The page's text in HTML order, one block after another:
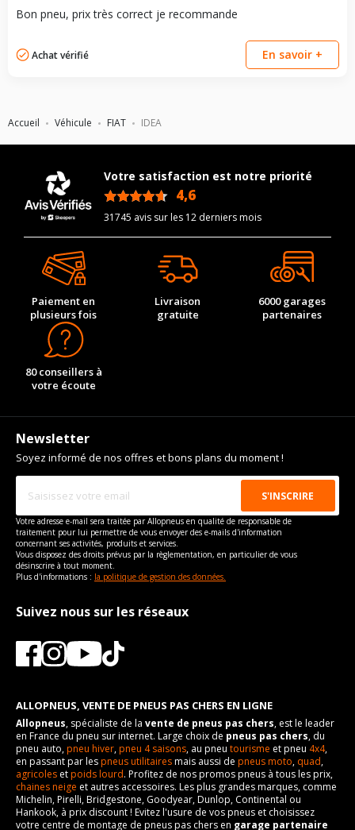
Accueil Véhicule FIAT IDEA
Bon pneu, prix très correct je recommande
Achat vérifié En savoir +
Votre satisfaction est notre priorité
4,6
31745 avis sur les 12 derniers mois
Paiement en
plusieurs fois
Livraison
gratuite
6000 garages
partenaires
80 conseillers à
votre écoute
Newsletter
Soyez informé de nos offres et bons plans du moment !
Votre adresse e-mail sera traitée par Allopneus en qualité de responsable de
traitement pour lui permettre de vous envoyer des e-mails d'information
concernant ses activités, produits et services.
Vous disposez des droits prévus par la règlementation, en particulier de vous
désinscrire à tout moment.
Plus d'informations : la politique de gestion des données.
Suivez nous sur les réseaux
ALLOPNEUS, VENTE DE PNEUS PAS CHERS EN LIGNE
Allopneus, spécialiste de la vente de pneus pas chers, est le leader
en France du pneu sur internet. Large choix de pneus pas chers, du
pneu auto,pneu hiver,pneu 4 saisons, au pneu tourisme et pneu 4x4,
en passant par lespneus utilitairesmais aussi de pneus moto, quad,
agricoles etpoids lourd. Profitez de nos promos pneus à tous les prix,
chaines neige et autres accessoires. Les plus grandes marques, comme
Michelin, Pirelli, Bridgestone, Goodyear, Dunlop, Continental ou
Hankook, à prix discount ! Evitez l'usure de vos pneus et choisissez
votre centre de montage de pneus pas chers en garage partenaire